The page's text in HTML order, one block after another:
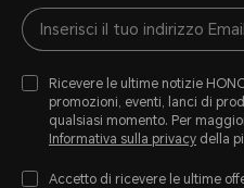
Ricevere le ultime notizie
promozioni, eventi, lanci di
qualsiasi momento. Per
Informativa sulla privacy della
Accetto di ricevere le ultime